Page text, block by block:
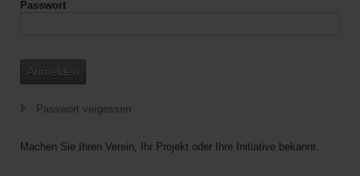
Passwort
Anmelden
Passwort vergessen
Machen Sie Ihren Verein, Ihr Projekt oder Ihre Initiative bekannt.